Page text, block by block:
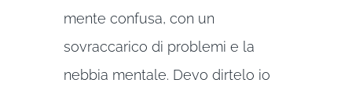
mente confusa, con un
sovraccarico di problemi e la
nebbia mentale. Devo dirtelo io